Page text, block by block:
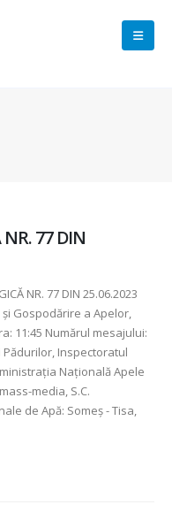
NR. 77 DIN
NR. 77 DIN 25.06.2023
Gospodărire a Apelor,
11:45 Numărul mesajului:
Inspectoratul
Naţională Apele
media, S.C.
de Apă: Someş - Tisa,